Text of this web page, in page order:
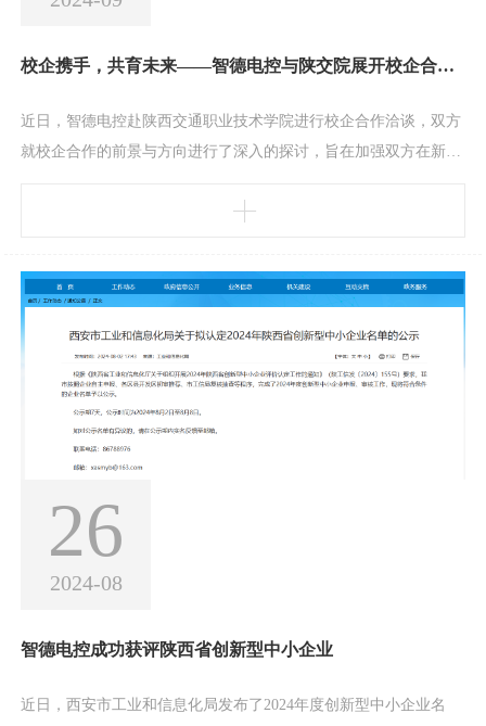
校企携手，共育未来——智德电控与陕交院展开校企合作洽谈
近日，智德电控赴陕西交通职业技术学院进行校企合作洽谈，双方
就校企合作的前景与方向进行了深入的探讨，旨在加强双方在新能
展。座谈会上，智德电控对陕交院为公司输送的高素质、创新型技
黄院长表示希望进一步加强合作，共同探索人才培养的新途径、新
模式，实现互利共赢。为更好的帮助学生了解新能源汽车行
26
2024-08
智德电控成功获评陕西省创新型中小企业
近日，西安市工业和信息化局发布了2024年度创新型中小企业名